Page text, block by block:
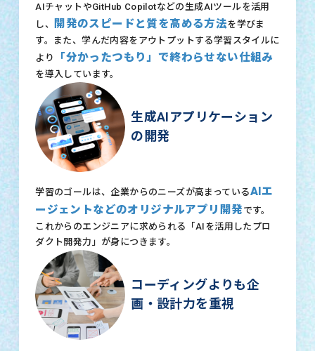
AIチャットやGitHub Copilotなどの生成AIツールを活用
し、
開発のスピードと質を高める方法を学びま
す。また、学んだ内容をアウトプットする学習スタイルに
より
「分かったつもり」で終わらせない仕組み
を導入しています。
生成AIアプリケーション
の開発
学習のゴールは、企業からのニーズが高まっているAIエ
ージェントなどのオリジナルアプリ開発です。
これからのエンジニアに求められる「AIを活用したプロ
ダクト開発力」が身につきます。
コーディングよりも企
画・設計力を重視